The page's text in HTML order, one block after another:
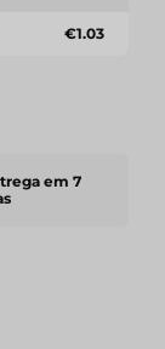
€1.03
em 7